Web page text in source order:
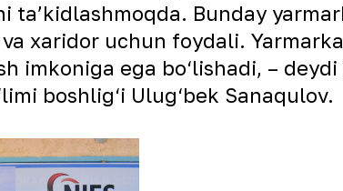
Bunday
xaridor uchun foydali.
imkoniga ega bo‘lishadi, – deydi
boshlig‘i Ulug‘bek Sanaqulov.